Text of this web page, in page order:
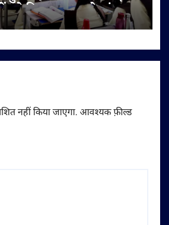
को दिए सफलता के मंत्र
नहीं किया जाएगा. आवश्यक फ़ील्ड